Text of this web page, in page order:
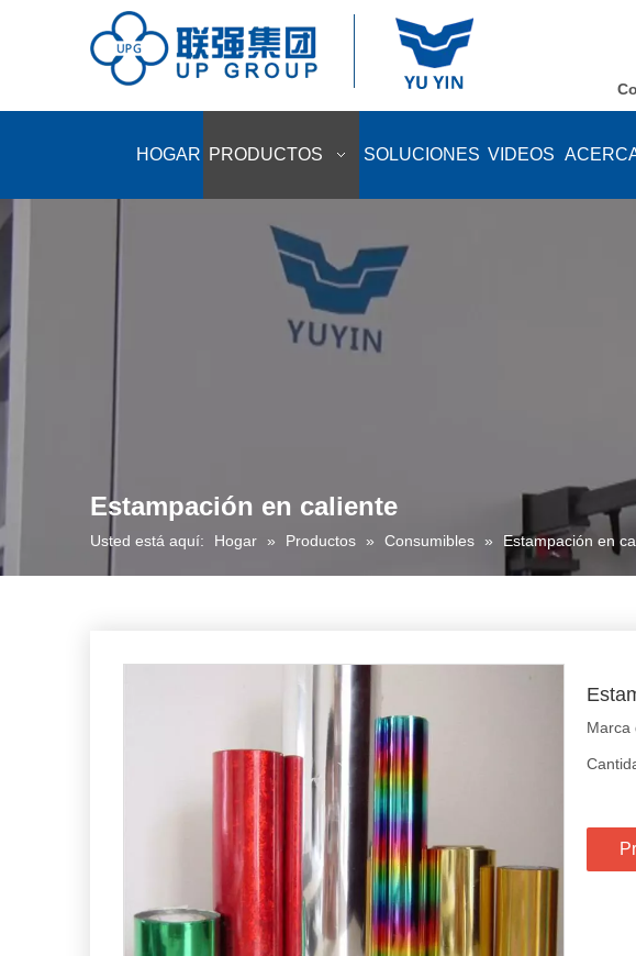
HOGAR PRODUCTOS SOLUCIONES VIDEOS
Estampación en caliente
Usted está aquí: Hogar » Productos » Consumibles » Estampación en
Marca